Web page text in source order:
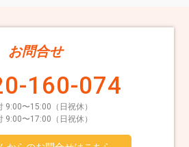
お問合せ
160-074
9:00〜15:00（日祝休）
9:00〜17:00（日祝休）